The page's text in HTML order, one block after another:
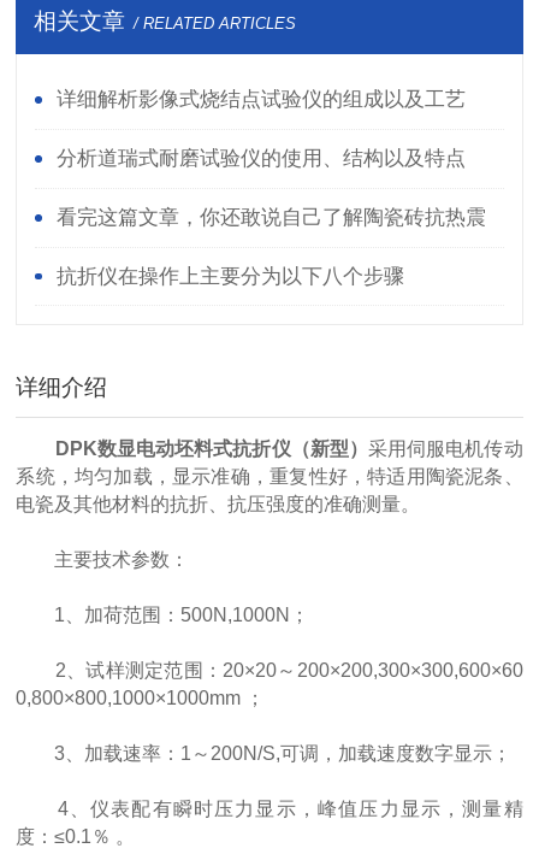
相关文章 / RELATED ARTICLES
详细解析影像式烧结点试验仪的组成以及工艺
分析道瑞式耐磨试验仪的使用、结构以及特点
看完这篇文章，你还敢说自己了解陶瓷砖抗热震
性测定仪吗？
抗折仪在操作上主要分为以下八个步骤
详细介绍
DPK数显电动坯料式抗折仪（新型） 采用伺服电机传动
系统，均匀加载，显示准确，重复性好，特适用陶瓷泥条、
电瓷及其他材料的抗折、抗压强度的准确测量。
主要技术参数：
1、加荷范围：500N,1000N；
2、试样测定范围：20×20～200×200,300×300,600×60
0,800×800,1000×1000mm ；
3、加载速率：1～200N/S,可调，加载速度数字显示；
4、仪表配有瞬时压力显示，峰值压力显示，测量精
度：≤0.1％ 。